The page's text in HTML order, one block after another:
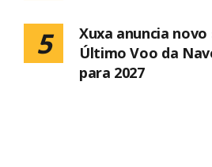
5
Xuxa anuncia
Último Voo da
para 2027